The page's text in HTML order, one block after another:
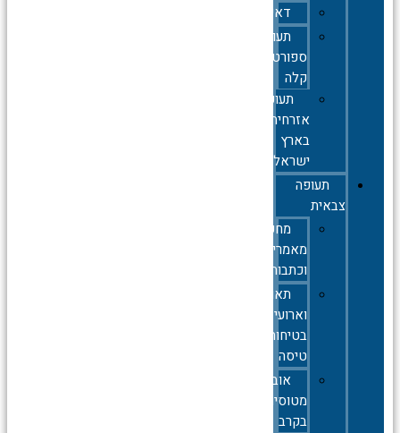
דאייה
תעופה
ספורטיבית
קלה
תעופה
אזרחית
בארץ
ישראל
תעופה
צבאית
מחקרים,
מאמרים
וכתבות
תאונות
וארועי
בטיחות
טיסה
אובדן
מטוסים
בקרב